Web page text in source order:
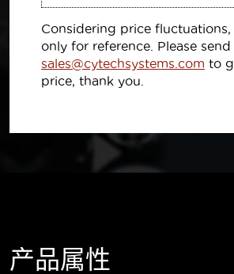
Considering price
only for reference. Please
sales@cytechsystems.com to
price, thank you.
产品属性